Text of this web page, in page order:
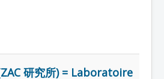
研究所) = Laboratoire